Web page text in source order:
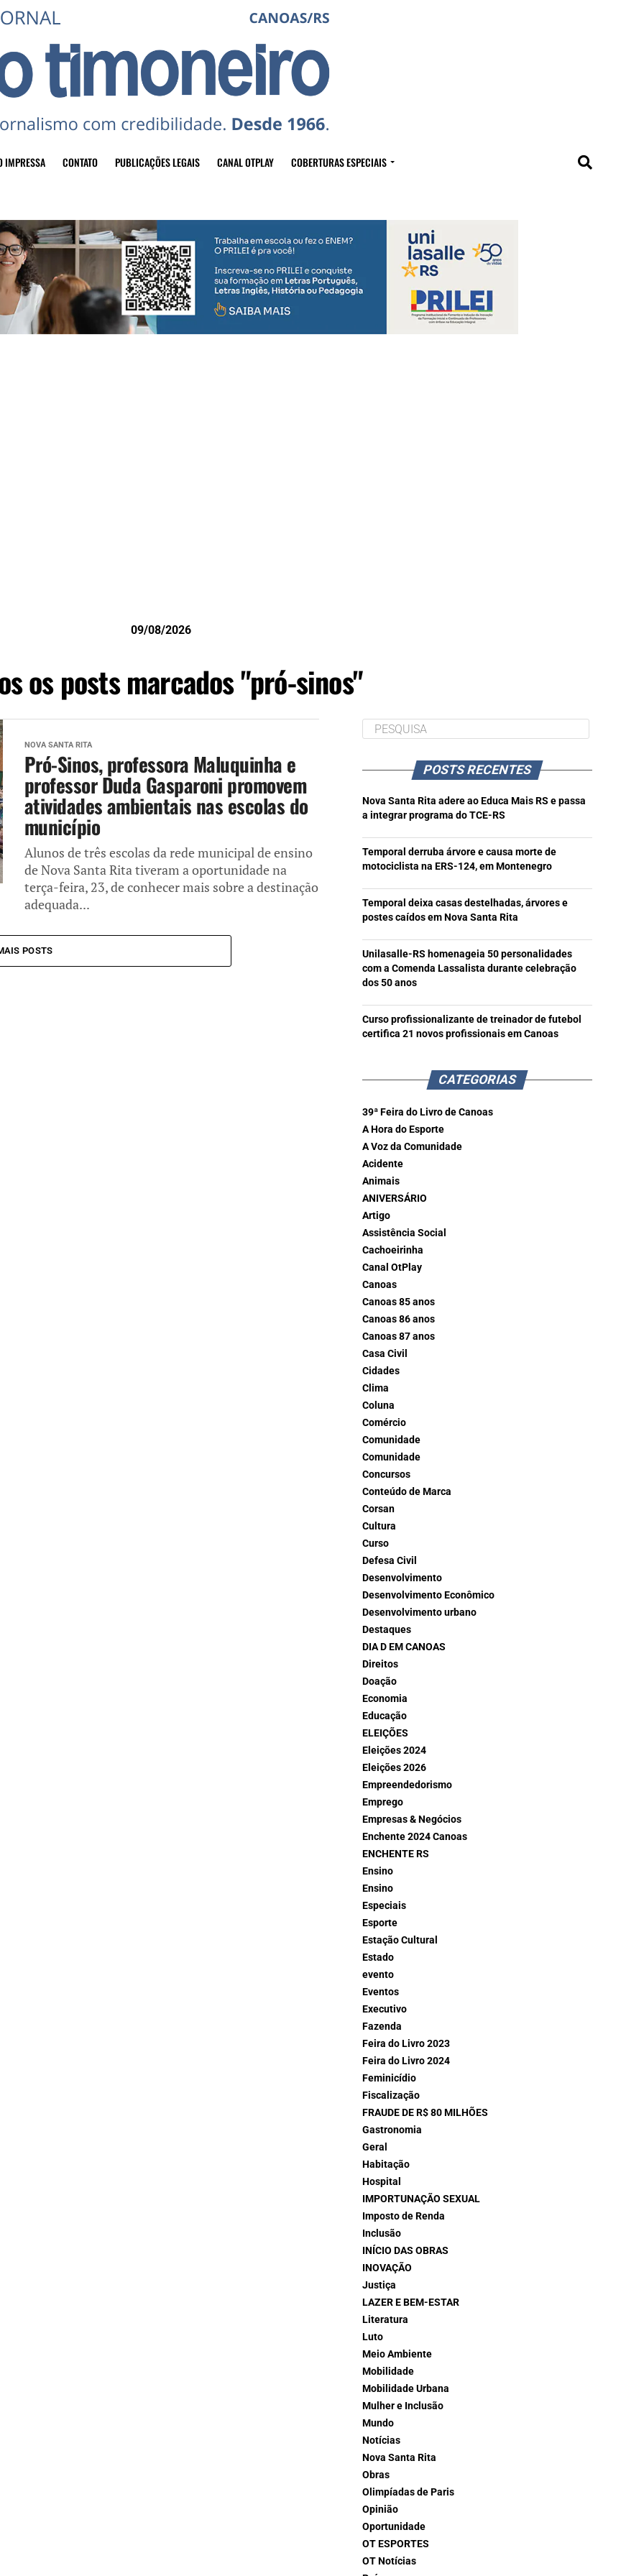
IMPRESSA CONTATO PUBLICAÇÕES LEGAIS CANAL OTPLAY COBERTURAS ESPECIAIS
09/08/2026
os posts marcados "pró-sinos"
NOVA SANTA RITA
Pró-Sinos, professora Maluquinha e
professor Duda Gasparoni promovem
atividades ambientais nas escolas do
município
Alunos de três escolas da rede municipal de ensino
de Nova Santa Rita tiveram a oportunidade na
terça-feira, 23, de conhecer mais sobre a destinação
adequada...
POSTS
POSTS RECENTES
Nova Santa Rita adere ao Educa Mais RS e passa
a integrar programa do TCE-RS
Temporal derruba árvore e causa morte de
motociclista na ERS-124, em Montenegro
Temporal deixa casas destelhadas, árvores e
postes caídos em Nova Santa Rita
Unilasalle-RS homenageia 50 personalidades
com a Comenda Lassalista durante celebração
dos 50 anos
Curso profissionalizante de treinador de futebol
certifica 21 novos profissionais em Canoas
CATEGORIAS
39ª Feira do Livro de Canoas
A Hora do Esporte
A Voz da Comunidade
Acidente
Animais
ANIVERSÁRIO
Artigo
Assistência Social
Cachoeirinha
Canal OtPlay
Canoas
Canoas 85 anos
Canoas 86 anos
Canoas 87 anos
Casa Civil
Cidades
Clima
Coluna
Comércio
Comunidade
Comunidade
Concursos
Conteúdo de Marca
Corsan
Cultura
Curso
Defesa Civil
Desenvolvimento
Desenvolvimento Econômico
Desenvolvimento urbano
Destaques
DIA D EM CANOAS
Direitos
Doação
Economia
Educação
ELEIÇÕES
Eleições 2024
Eleições 2026
Empreendedorismo
Emprego
Empresas & Negócios
Enchente 2024 Canoas
ENCHENTE RS
Ensino
Ensino
Especiais
Esporte
Estação Cultural
Estado
evento
Eventos
Executivo
Fazenda
Feira do Livro 2023
Feira do Livro 2024
Feminicídio
Fiscalização
FRAUDE DE R$ 80 MILHÕES
Gastronomia
Geral
Habitação
Hospital
IMPORTUNAÇÃO SEXUAL
Imposto de Renda
Inclusão
INÍCIO DAS OBRAS
INOVAÇÃO
Justiça
LAZER E BEM-ESTAR
Literatura
Luto
Meio Ambiente
Mobilidade
Mobilidade Urbana
Mulher e Inclusão
Mundo
Notícias
Nova Santa Rita
Obras
Olimpíadas de Paris
Opinião
Oportunidade
OT ESPORTES
OT Notícias